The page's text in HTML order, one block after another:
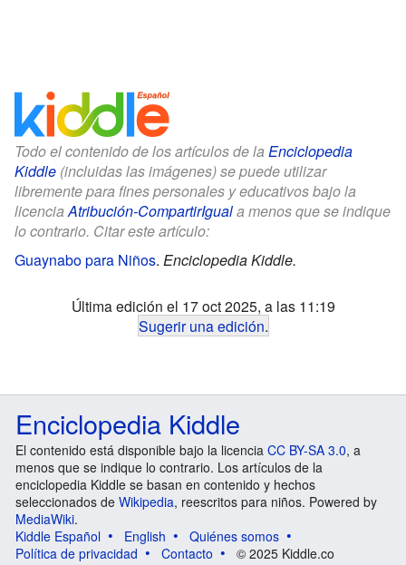
Todo el contenido de los artículos de la Enciclopedia
Kiddle (incluidas las imágenes) se puede utilizar
libremente para fines personales y educativos bajo la
licenciaAtribución-CompartirIguala menos que se indique
lo contrario. Citar este artículo:
Guaynabo para Niños. Enciclopedia Kiddle.
Última edición el 17 oct 2025, a las 11:19
Sugerir una edición.
Enciclopedia Kiddle
El contenido está disponible bajo la licencia CC BY-SA 3.0, a
menos que se indique lo contrario. Los artículos de la
enciclopedia Kiddle se basan en contenido y hechos
seleccionados de Wikipedia, reescritos para niños. Powered by
MediaWiki.
Kiddle Español
English
Quiénes somos
Política de privacidad
Contacto © 2025 Kiddle.co